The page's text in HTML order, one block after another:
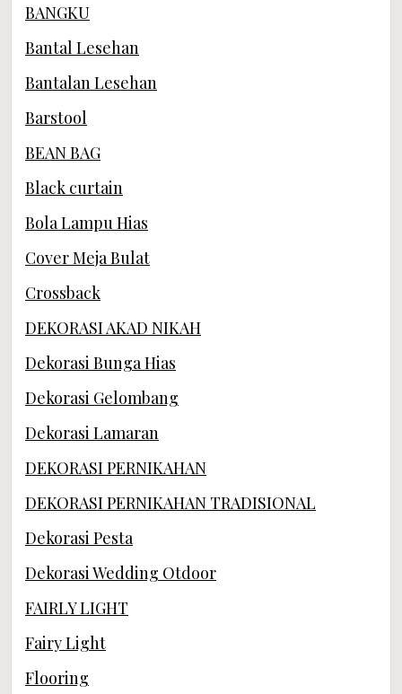
BANGKU
Bantal Lesehan
Bantalan Lesehan
Barstool
BEAN BAG
Black curtain
Bola Lampu Hias
Cover Meja Bulat
Crossback
DEKORASI AKAD NIKAH
Dekorasi Bunga Hias
Dekorasi Gelombang
Dekorasi Lamaran
DEKORASI PERNIKAHAN
DEKORASI PERNIKAHAN TRADISIONAL
Dekorasi Pesta
Dekorasi Wedding Otdoor
FAIRLY LIGHT
Fairy Light
Flooring